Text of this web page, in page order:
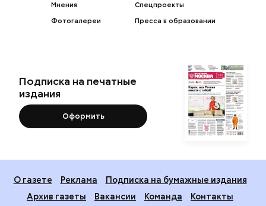
Мнения
Фотогалереи
Спецпроекты
Пресса в образовании
Подписка на печатные
издания
Оформить
О газете Реклама
Подписка на бумажные издания
Архив газеты
Вакансии Команда
Контакты